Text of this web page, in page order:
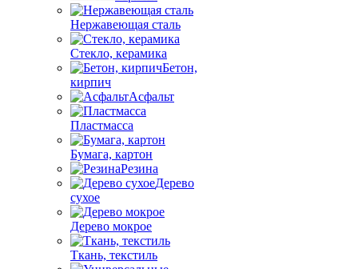
Нержавеющая сталь
Стекло, керамика
Бетон,
кирпич
Асфальт
Пластмасса
Бумага, картон
Резина
Дерево
сухое
Дерево мокрое
Ткань, текстиль